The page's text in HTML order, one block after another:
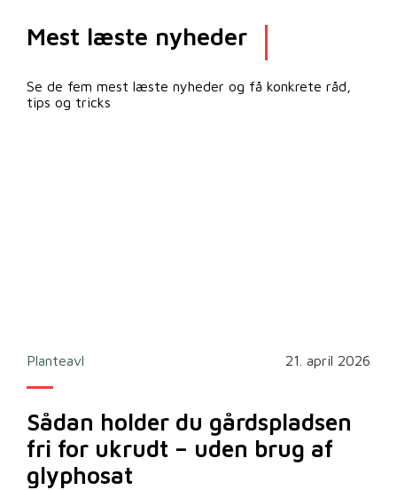
Mest læste nyheder
Se de fem mest læste nyheder og få konkrete råd,
tips og tricks
Planteavl 21. april 2026
Sådan holder du gårdspladsen
fri for ukrudt – uden brug af
glyphosat